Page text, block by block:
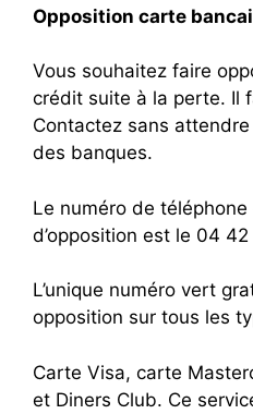
Opposition carte
Vous souhaitez faire
crédit suite à la perte. Il
Contactez sans attendre
des banques.
Le numéro de
d’opposition est le 04
L’unique numéro vert
opposition sur tous les
Carte Visa, carte
et Diners Club. Ce